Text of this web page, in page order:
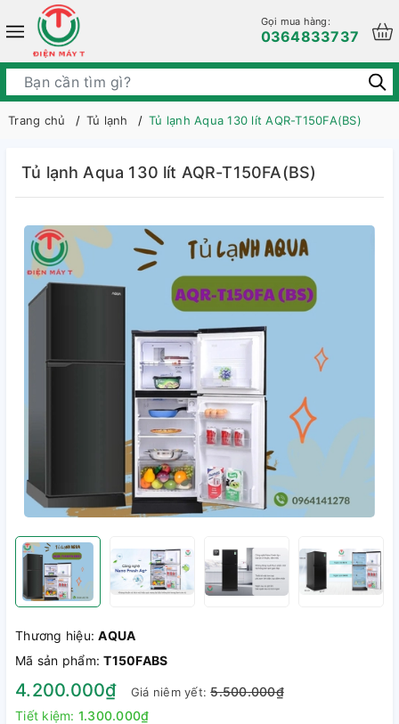
Gọi mua hàng:
0364833737
Trang chủ Tủ lạnh Tủ lạnh Aqua 130 lít AQR-T150FA(BS)
Tủ lạnh Aqua 130 lít AQR-T150FA(BS)
Thương hiệu:AQUA
Mã sản phẩm:T150FABS
4.200.000₫ Giá niêm yết:5.500.000₫
Tiết kiệm: 1.300.000₫